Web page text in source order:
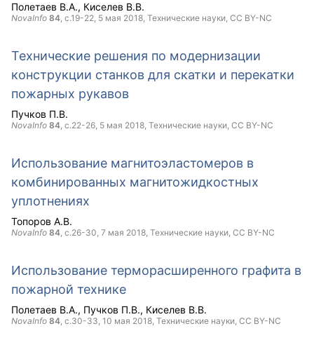
Полетаев В.А. Киселев В.В.
NovaInfo 84, с.19-22, 5 мая 2018, Технические науки, CC BY-NC
Технические решения по модернизации
конструкции станков для скатки и перекатки
пожарных рукавов
Пучков П.В.
NovaInfo 84, с.22-26, 5 мая 2018, Технические науки, CC BY-NC
Использование магнитоэластомеров в
комбинированных магнитожидкостных
уплотнениях
Топоров А.В.
NovaInfo 84, с.26-30, 7 мая 2018, Технические науки, CC BY-NC
Использование терморасширенного графита в
пожарной технике
Полетаев В.А. Пучков П.В. Киселев В.В.
NovaInfo 84, с.30-33, 10 мая 2018, Технические науки, CC BY-NC